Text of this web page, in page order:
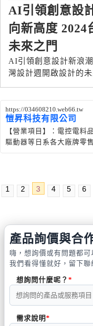
AI引領創意設
向新高度
未來之門
AI引領創意設計新浪
灣設計週開啟設計的
https://034608210.web66.tw
愷昇科技有限公司
【營業項目】：電控電料
驅動器等日系各大廠牌零
1 2 3 4 5 6
產品詢價與合
嗨，想詢價或有問題都
我們看得懂就好，留下
想詢問什麼呢？
需求說明